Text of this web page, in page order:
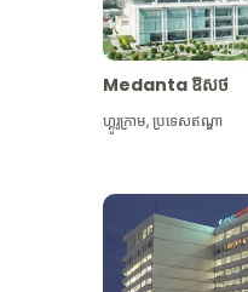
Medanta ឱសថ
ហ្គូរូក្រាម,ប្រទេសឥណ្ឌា